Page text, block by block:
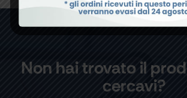
Non hai trovato il
cercavi?